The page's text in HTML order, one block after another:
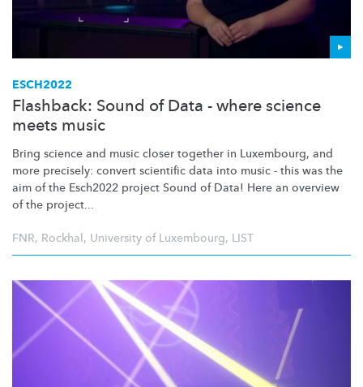
ESCH2022
Flashback: Sound of Data - where science
meets music
Bring science and music closer together in Luxembourg, and
more precisely: convert scientific data into music - this was the
aim of the Esch2022 project Sound of Data! Here an overview
of the project...
FNR, Rockhal, University of Luxembourg, LIST